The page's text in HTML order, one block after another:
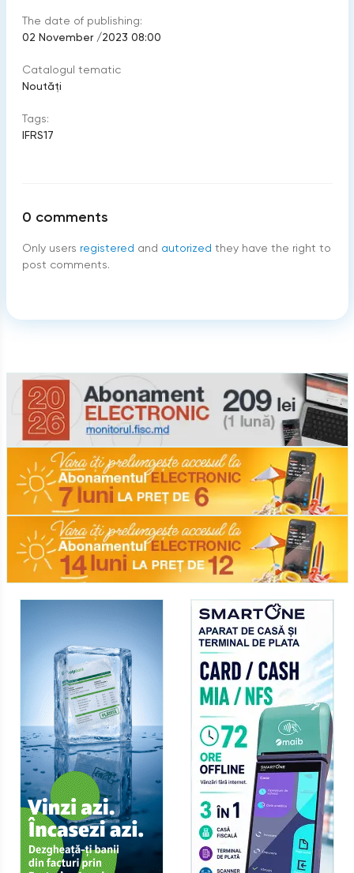
The date of publishing:
02 November /2023 08:00
Catalogul tematic
Noutăți
Tags:
IFRS17
0 comments
Only users registered and autorized they have the right to
post comments.